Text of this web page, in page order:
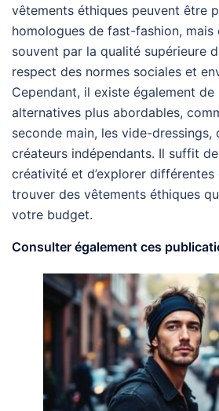
vêtements éthiques peuvent être
homologues de fast-fashion, mais
souvent par la qualité supérieure
respect des normes sociales et
Cependant, il existe également de
alternatives plus abordables,
seconde main, les vide-dressings,
créateurs indépendants. Il suffit
créativité et d’explorer
trouver des vêtements éthiques
votre budget.
Consulter également ces